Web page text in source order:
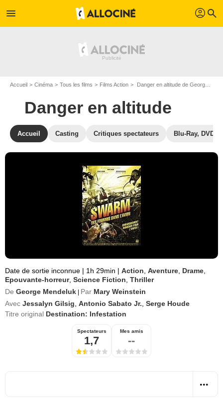
menu profil search
Accueil Cinéma Tous les films Films Action Danger en altitude de George Mendeluk
Danger en altitude
Accueil Casting Critiques spectateurs Blu-Ray, DVD
Date de sortie inconnue | 1h 29min | Action Aventure Drame
Epouvante-horreur, Science Fiction Thriller
De George Mendeluk Par Mary Weinstein
Avec Jessalyn Gilsig Antonio Sabato Jr. Serge Houde
Titre original Destination: Infestation
Spectateurs
1,7
Mes amis
--